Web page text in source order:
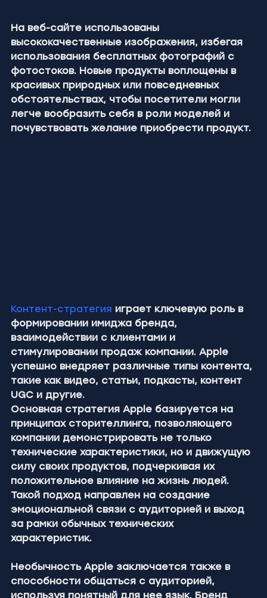
На веб-сайте использованы
высококачественные изображения, избегая
использования бесплатных фотографий с
фотостоков. Новые продукты воплощены в
красивых природных или повседневных
обстоятельствах, чтобы посетители могли
легче вообразить себя в роли моделей и
почувствовать желание приобрести продукт.
Контент-стратегия играет ключевую роль в
формировании имиджа бренда,
взаимодействии с клиентами и
стимулировании продаж компании. Apple
успешно внедряет различные типы контента,
такие как видео, статьи, подкасты, контент
UGC и другие.
Основная стратегия Apple базируется на
принципах сторителлинга, позволяющего
компании демонстрировать не только
технические характеристики, но и движущую
силу своих продуктов, подчеркивая их
положительное влияние на жизнь людей.
Такой подход направлен на создание
эмоциональной связи с аудиторией и выход
за рамки обычных технических
характеристик.
Необычность Apple заключается также в
способности общаться с аудиторией,
используя понятный для нее язык. Бренд